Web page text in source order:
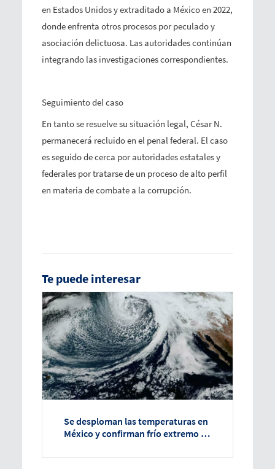
en Estados Unidos y extraditado a México en 2022,
donde enfrenta otros procesos por peculado y
asociación delictuosa. Las autoridades continúan
integrando las investigaciones correspondientes.
Seguimiento del caso
En tanto se resuelve su situación legal, César N.
permanecerá recluido en el penal federal. El caso
es seguido de cerca por autoridades estatales y
federales por tratarse de un proceso de alto perfil
en materia de combate a la corrupción.
Te puede interesar
Se desploman las temperaturas en
México y confirman frío extremo en